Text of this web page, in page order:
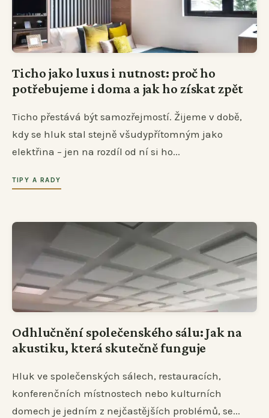
Ticho jako luxus i nutnost: proč ho
potřebujeme i doma a jak ho získat zpět
Ticho přestává být samozřejmostí. Žijeme v době,
kdy se hluk stal stejně všudypřítomným jako
elektřina – jen na rozdíl od ní si ho...
TIPY A RADY
Odhlučnění společenského sálu: Jak na
akustiku, která skutečně funguje
Hluk ve společenských sálech, restauracích,
konferenčních místnostech nebo kulturních
domech je jedním z nejčastějších problémů, se...